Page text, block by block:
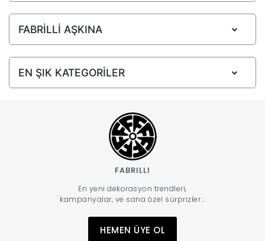
FABRİLLİ AŞKINA
EN ŞIK KATEGORİLER
FABRILLI
En yeni dekorasyon trendleri,
kampanyalar, ve sana özel sürprizler...
HEMEN ÜYE OL